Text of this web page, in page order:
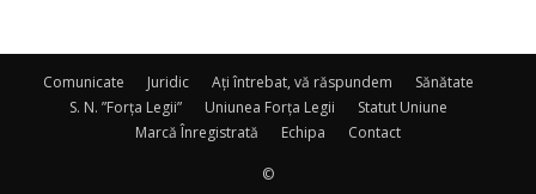
Comunicate Juridic Ați întrebat, vă răspundem
Sănătate
S. N. ”Forța Legii”
Uniunea Forța Legii
Statut Uniune
Marcă Înregistrată
Echipa Contact
©